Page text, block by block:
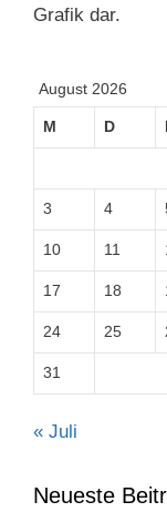
Grafik dar.
August 2026
M D
3 4
10 11
17 18
24 25
31
« Juli
Neueste